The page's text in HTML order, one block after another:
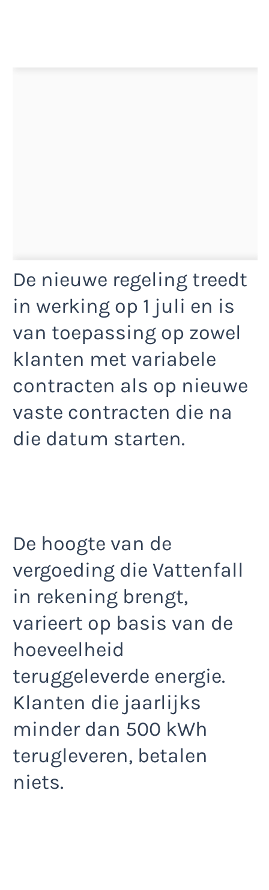
De nieuwe regeling treedt
in werking op 1 juli en is
van toepassing op zowel
klanten met variabele
contracten als op nieuwe
vaste contracten die na
die datum starten.
De hoogte van de
vergoeding die Vattenfall
in rekening brengt,
varieert op basis van de
hoeveelheid
teruggeleverde energie.
Klanten die jaarlijks
minder dan 500 kWh
terugleveren, betalen
niets.